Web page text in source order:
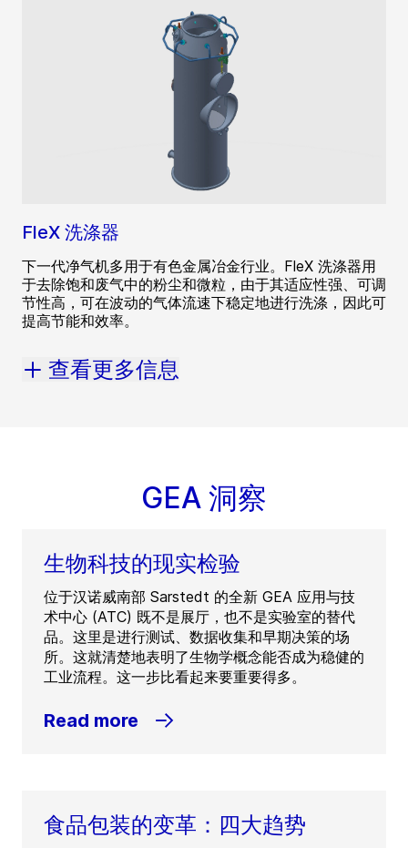
FleX 洗涤器
下一代净气机多用于有色金属冶金行业。FleX 洗涤器用
于去除饱和废气中的粉尘和微粒，由于其适应性强、可调
节性高，可在波动的气体流速下稳定地进行洗涤，因此可
提高节能和效率。
查看更多信息
GEA 洞察
生物科技的现实检验
位于汉诺威南部 Sarstedt 的全新 GEA 应用与技
术中心 (ATC) 既不是展厅，也不是实验室的替代
品。这里是进行测试、数据收集和早期决策的场
所。这就清楚地表明了生物学概念能否成为稳健的
工业流程。这一步比看起来要重要得多。
Read more
食品包装的变革：四大趋势